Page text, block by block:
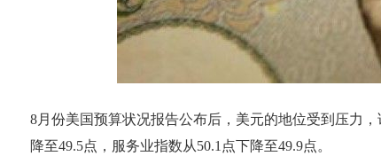
8月份美国预算状况报告公布后，美元的地位受到压力
降至49.5点，服务业指数从50.1点下降至49.9点。